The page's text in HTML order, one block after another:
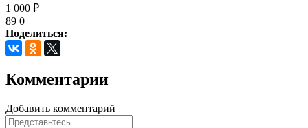
1 000 ₽
89 0
Поделиться:
Комментарии
Добавить комментарий